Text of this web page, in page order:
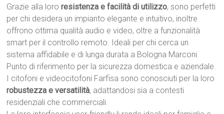
Grazie alla lororesistenza e facilità di utilizzo, sono perfetti
per chi desidera un impianto elegante e intuitivo, inoltre
offrono ottima qualità audio e video, oltre a funzionalità
smart per il controllo remoto. Ideali per chi cerca un
sistema affidabile e di lunga durata a Bologna Marconi.
Punto di riferimento per la sicurezza domestica e aziendale.
I citofoni e videocitofoni Farfisa sono conosciuti per la loro
robustezza e versatilità, adattandosi sia a contesti
residenziali che commerciali.